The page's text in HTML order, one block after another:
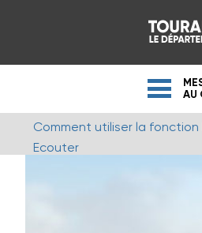
AU
Comment utiliser la fonction
Ecouter